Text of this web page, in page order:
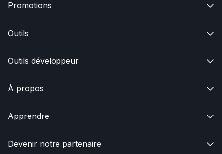
Promotions 
Outils 
Outils développeur 
À propos 
Apprendre 
Devenir notre partenaire 